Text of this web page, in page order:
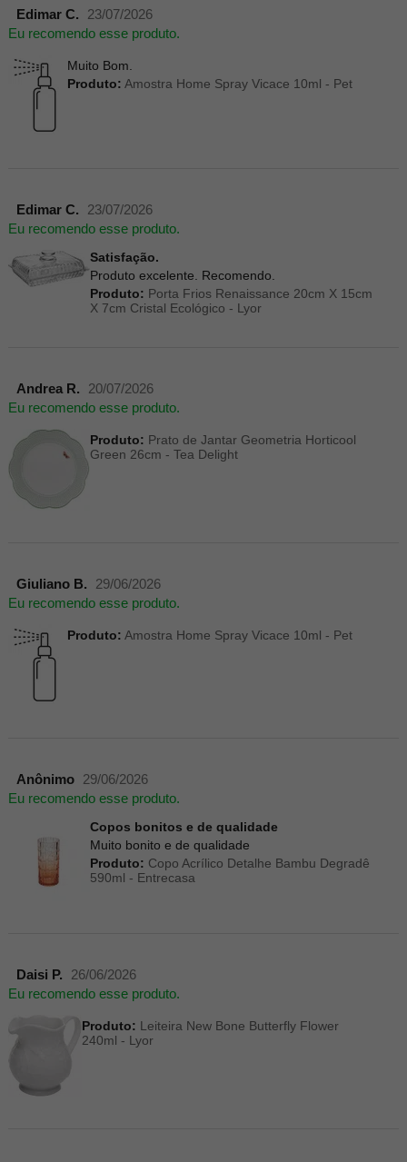
Edimar C.
23/07/2026
Eu recomendo esse produto.
Muito Bom.
Produto: Amostra Home Spray Vicace 10ml - Pet
Edimar C.
23/07/2026
Eu recomendo esse produto.
Satisfação.
Produto excelente. Recomendo.
Produto: Porta Frios Renaissance 20cm X 15cm
X 7cm Cristal Ecológico - Lyor
Andrea R.
20/07/2026
Eu recomendo esse produto.
Produto: Prato de Jantar Geometria Horticool
Green 26cm - Tea Delight
Giuliano B.
29/06/2026
Eu recomendo esse produto.
Produto: Amostra Home Spray Vicace 10ml - Pet
Anônimo
29/06/2026
Eu recomendo esse produto.
Copos bonitos e de qualidade
Muito bonito e de qualidade
Produto: Copo Acrílico Detalhe Bambu Degradê
590ml - Entrecasa
Daisi P.
26/06/2026
Eu recomendo esse produto.
Produto: Leiteira New Bone Butterfly Flower
240ml - Lyor